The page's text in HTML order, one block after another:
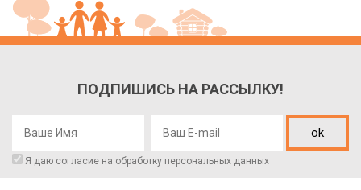
ПОДПИШИСЬ НА РАССЫЛКУ!
ok
Я даю согласие на обработку персональных данных